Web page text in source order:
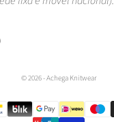
© 2026 - Achega Knitwear